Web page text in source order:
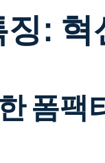
: 혁
폼팩